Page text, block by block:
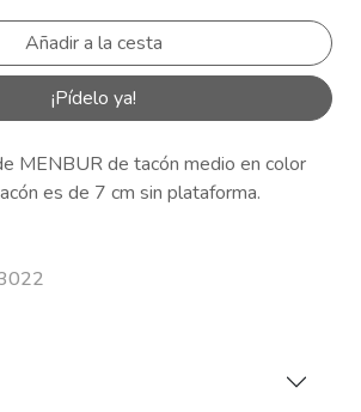
¡Pídelo ya!
MENBUR de tacón medio en color
es de 7 cm sin plataforma.